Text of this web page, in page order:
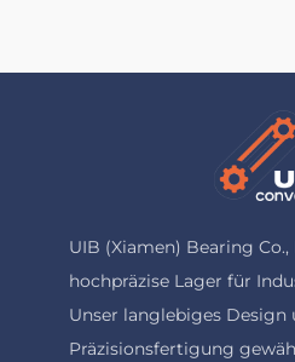
UIB (Xiamen) Bearing
hochpräzise Lager für
Unser langlebiges Design
Präzisionsfertigung